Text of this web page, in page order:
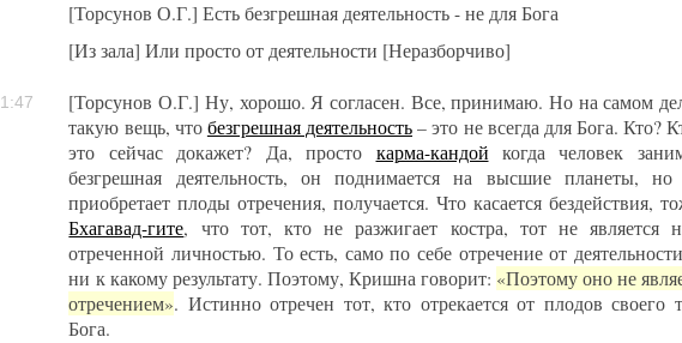
[Торсунов О.Г.] Есть безгрешная деятельность - не для Бога
[Из зала] Или просто от деятельности [Неразборчиво]
[Торсунов О.Г.] Ну, хорошо. Я согласен. Все, принимаю. Но на самом
такую вещь, что безгрешная деятельность – это не всегда для Бога. Кто?
это сейчас докажет? Да, просто карма-кандой когда человек
безгрешная деятельность, он поднимается на высшие планеты,
приобретает плоды отречения, получается. Что касается бездействия,
Бхагавад-гите, что тот, кто не разжигает костра, тот не является
отреченной личностью. То есть, само по себе отречение от
ни к какому результату. Поэтому, Кришна говорит: «Поэтому оно не
отречением». Истинно отречен тот, кто отрекается от плодов своего
Бога.